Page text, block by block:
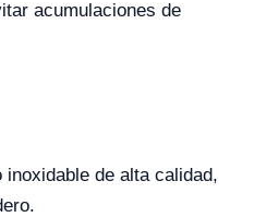
acumulaciones de
de alta calidad,